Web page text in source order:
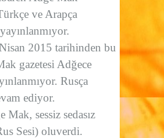
ve Arapça
2015 tarihinden bu
gazetesi Adğece
Rusça
ediyor.
Mak, sessiz sedasız
Sesi) oluverdi.